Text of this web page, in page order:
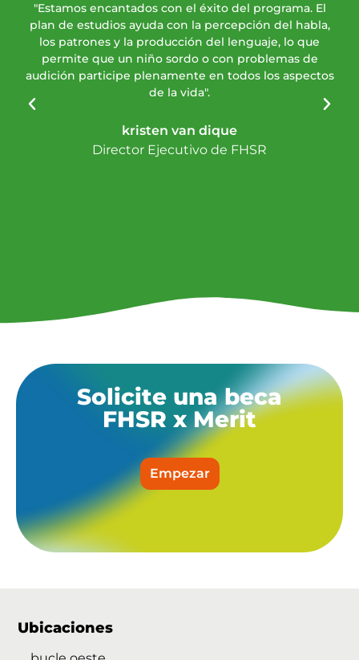
"Estamos encantados con el éxito del programa. El
plan de estudios ayuda con la percepción del habla,
los patrones y la producción del lenguaje, lo que
permite que un niño sordo o con problemas de
audición participe plenamente en todos los aspectos
de la vida".
kristen van dique
Director Ejecutivo de FHSR
Solicite una beca
FHSR x Merit
Empezar
Ubicaciones